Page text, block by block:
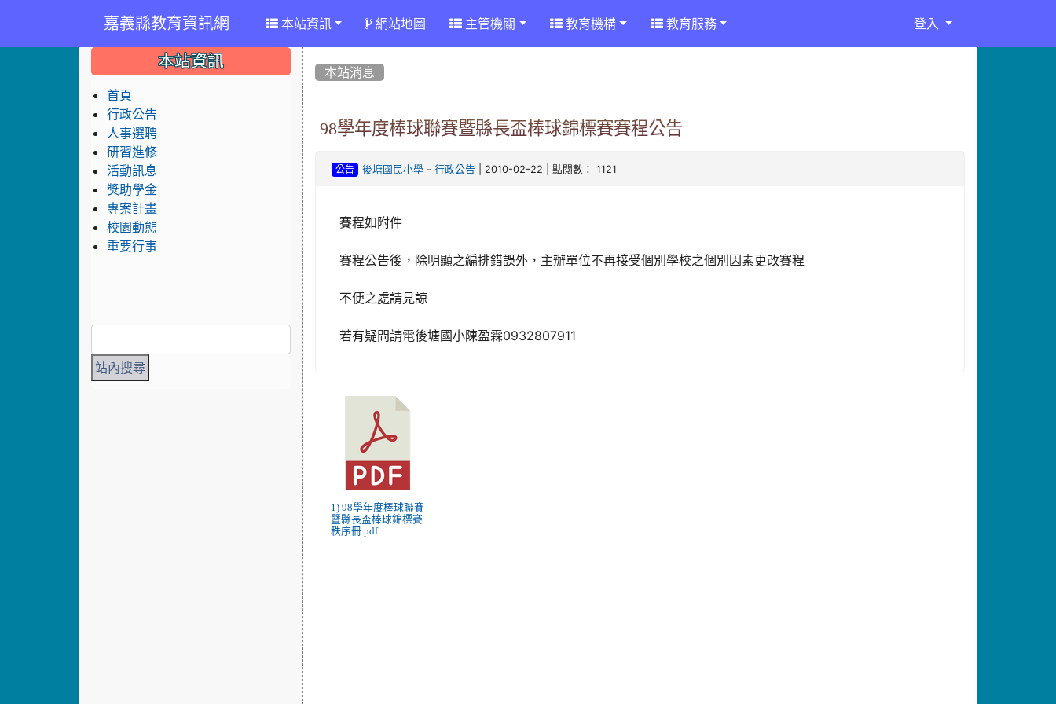
嘉義縣教育資訊網 本站資訊 網站地圖 主管機關 教育機構 教育服務 登入
本站消息
98學年度棒球聯賽暨縣長盃棒球錦標賽賽程公告
公告 後塘國民小學 - 行政公告 | 2010-02-22 | 點閱數： 1121
賽程如附件
賽程公告後，除明顯之編排錯誤外，主辦單位不再接受個別學校之個別因素更改賽程
不便之處請見諒
若有疑問請電後塘國小陳盈霖0932807911
1) 98學年度棒球聯賽
暨縣長盃棒球錦標賽
秩序冊.pdf
::: 本站資訊
首頁
行政公告
人事選聘
研習進修
活動訊息
獎助學金
專案計畫
校園動態
重要行事